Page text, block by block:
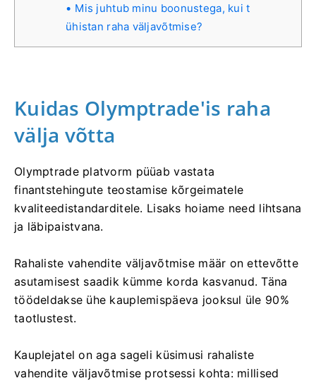
Mis juhtub minu boonustega, kui t
ühistan raha väljavõtmise?
Kuidas Olymptrade'is raha
välja võtta
Olymptrade platvorm püüab vastata
finantstehingute teostamise kõrgeimatele
kvaliteedistandarditele. Lisaks hoiame need lihtsana
ja läbipaistvana.
Rahaliste vahendite väljavõtmise määr on ettevõtte
asutamisest saadik kümme korda kasvanud. Täna
töödeldakse ühe kauplemispäeva jooksul üle 90%
taotlustest.
Kauplejatel on aga sageli küsimusi rahaliste
vahendite väljavõtmise protsessi kohta: millised